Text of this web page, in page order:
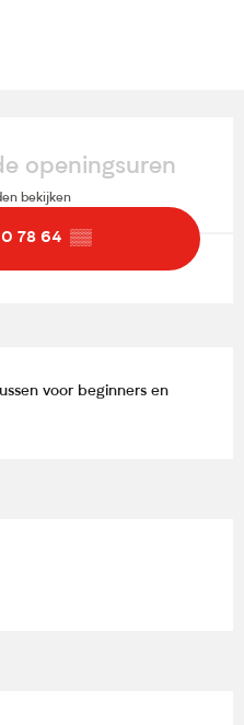
openingsuren
bekijken
78 64 ▒▒
voor beginners en